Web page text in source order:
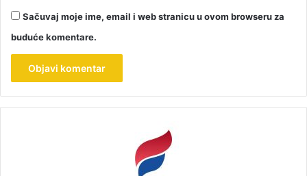
Sačuvaj moje ime, email i web stranicu u ovom browseru za
buduće komentare.